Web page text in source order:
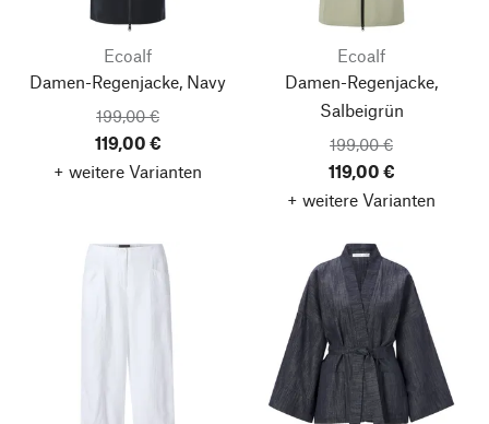
Ecoalf
Damen-Regenjacke, Navy
199,00 €
119,00 €
+ weitere Varianten
Ecoalf
Damen-Regenjacke,
Salbeigrün
199,00 €
119,00 €
+ weitere Varianten